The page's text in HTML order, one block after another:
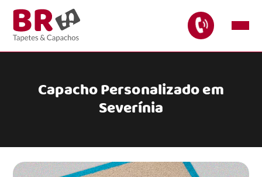
Capacho Personalizado em
Severínia